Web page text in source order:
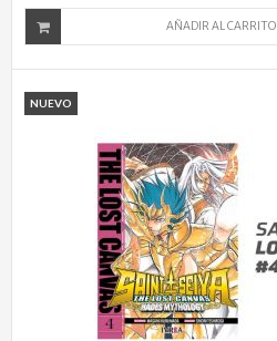
AÑADIR AL CARRITO
NUEVO